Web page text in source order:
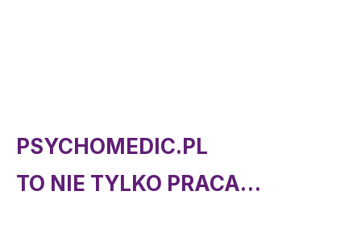
PSYCHOMEDIC.PL
TO NIE TYLKO PRACA…